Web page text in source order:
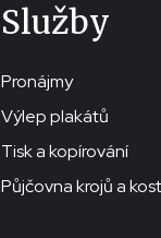
Služby
Pronájmy
Výlep plakátů
Tisk a kopírování
Půjčovna krojů a